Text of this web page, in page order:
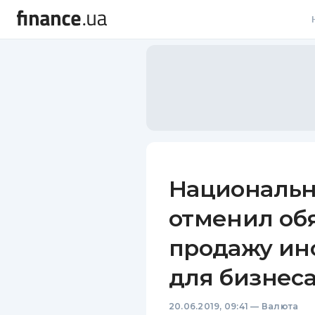
отменил
продажу
для бизнеса
20.06.2019, 09:41 — Валюта